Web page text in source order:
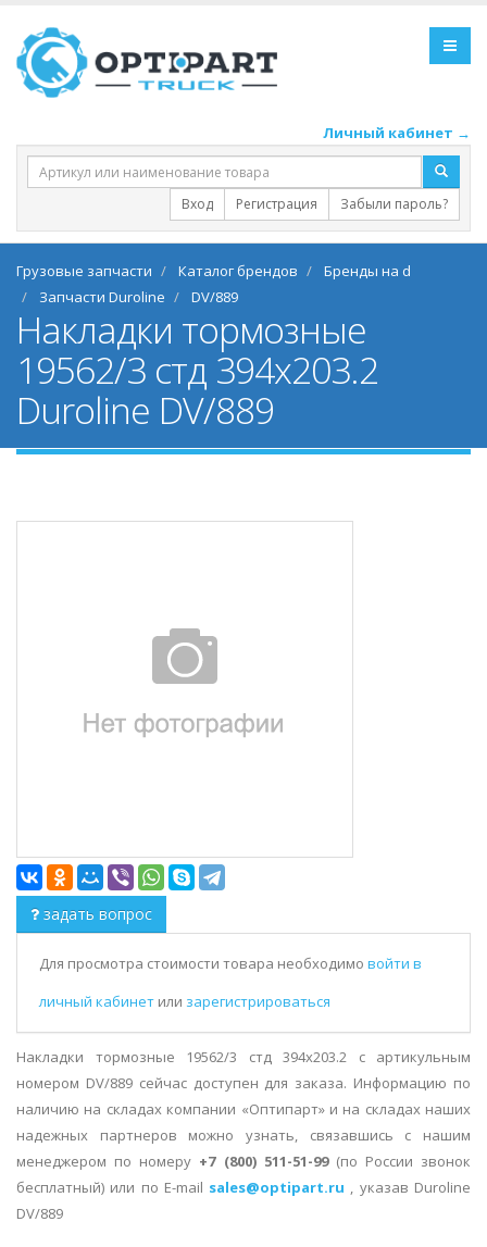
Личный кабинет →
Вход Регистрация Забыли пароль?
Грузовые запчасти Каталог брендов
Бренды на d
Запчасти Duroline
DV/889
Накладки тормозные
19562/3 стд 394x203.2
Duroline DV/889
задать вопрос
Для просмотра стоимости товара необходимо войти в
личный кабинет или зарегистрироваться
Накладки тормозные 19562/3 стд 394x203.2 с артикульным
номером DV/889 сейчас доступен для заказа. Информацию по
наличию на складах компании «Оптипарт» и на складах наших
надежных партнеров можно узнать, связавшись с нашим
менеджером по номеру +7 (800) 511-51-99(по России звонок
бесплатный) или по E-mail sales@optipart.ru , указав Duroline
DV/889